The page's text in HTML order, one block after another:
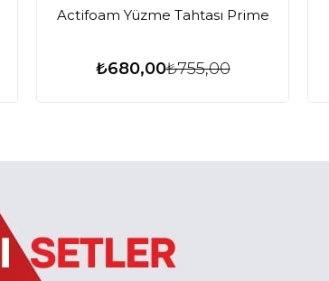
Actifoam Yüzme Tahtası Prime
₺680,00₺755,00